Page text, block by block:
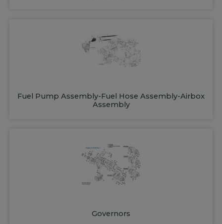
Fuel Pump Assembly-Fuel Hose Assembly-Airbox
Assembly
Governors